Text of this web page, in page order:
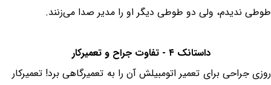
طوطی ندیدم، ولی دو طوطی دیگر او را مدیر صدا می‌زنند.
داستانک ۴ - تفاوت جراح و تعمیرکار
روزی جراحی برای تعمیر اتومبیلش آن را به تعمیرگاهی برد! تعمیرکار